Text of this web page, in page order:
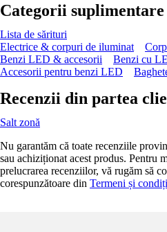
Categorii suplimentare
Lista de sărituri
Electrice & corpuri de iluminat
Benzi LED & accesorii
Benzi cu
Accesorii pentru benzi LED
Recenzii din partea
Salt zonă
Nu garantăm că toate recenziile
sau achiziționat acest produs. Pentru
prelucrarea recenziilor, vă rugăm să
corespunzătoare din Termeni și